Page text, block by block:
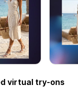
virtual try-ons